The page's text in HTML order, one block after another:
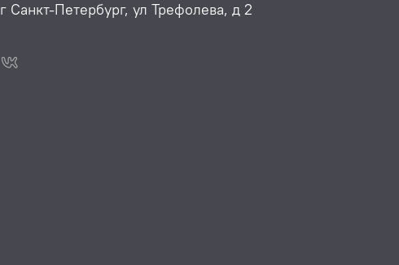
г Санкт-Петербург, ул Трефолева, д 2